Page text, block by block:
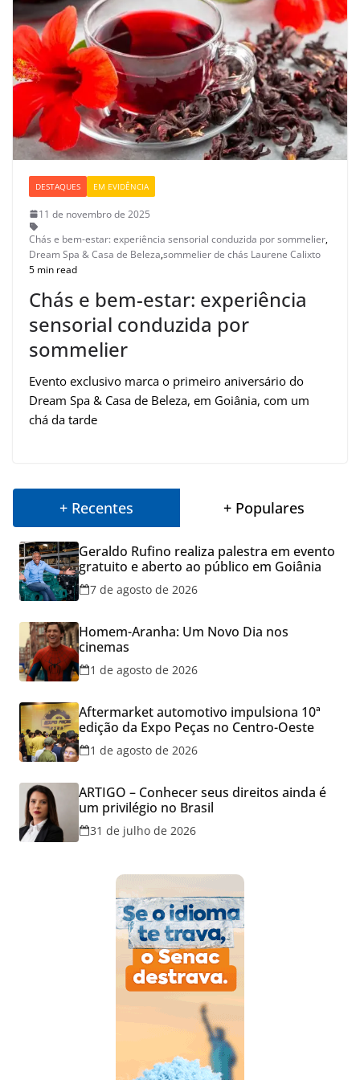
DESTAQUES EM EVIDÊNCIA
11 de novembro de 2025
Chás e bem-estar: experiência sensorial conduzida por sommelier,
Dream Spa & Casa de Beleza,sommelier de chás Laurene Calixto
5 min read
Chás e bem-estar: experiência
sensorial conduzida por
sommelier
Evento exclusivo marca o primeiro aniversário do
Dream Spa & Casa de Beleza, em Goiânia, com um
chá da tarde
+ Recentes + Populares
Geraldo Rufino realiza palestra em evento
gratuito e aberto ao público em Goiânia
7 de agosto de 2026
Homem-Aranha: Um Novo Dia nos
cinemas
1 de agosto de 2026
Aftermarket automotivo impulsiona 10ª
edição da Expo Peças no Centro-Oeste
1 de agosto de 2026
ARTIGO – Conhecer seus direitos ainda é
um privilégio no Brasil
31 de julho de 2026